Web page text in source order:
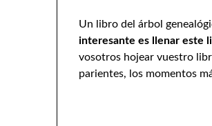
Un libro del árbol
interesante es llenar este
vosotros hojear vuestro
parientes, los momentos